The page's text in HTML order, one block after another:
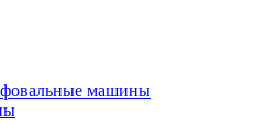
машины